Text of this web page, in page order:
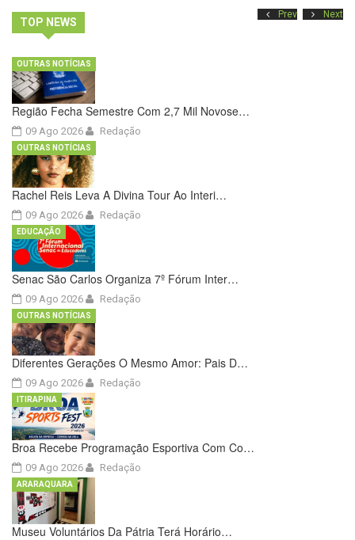
TOP NEWS
Prev Next
Região Fecha Semestre Com 2,7 Mil Novose…
09 Ago 2026
OUTRAS NOTÍCIAS
Redação
Rachel Reis Leva A Divina Tour Ao Interi…
09 Ago 2026
OUTRAS NOTÍCIAS
Redação
Senac São Carlos Organiza 7º Fórum Inter…
09 Ago 2026
EDUCAÇÃO
Redação
Diferentes Gerações O Mesmo Amor: Pais D…
09 Ago 2026
OUTRAS NOTÍCIAS
Redação
Broa Recebe Programação Esportiva Com Co…
09 Ago 2026
ITIRAPINA
Redação
Museu Voluntários Da Pátria Terá Horário…
ARARAQUARA